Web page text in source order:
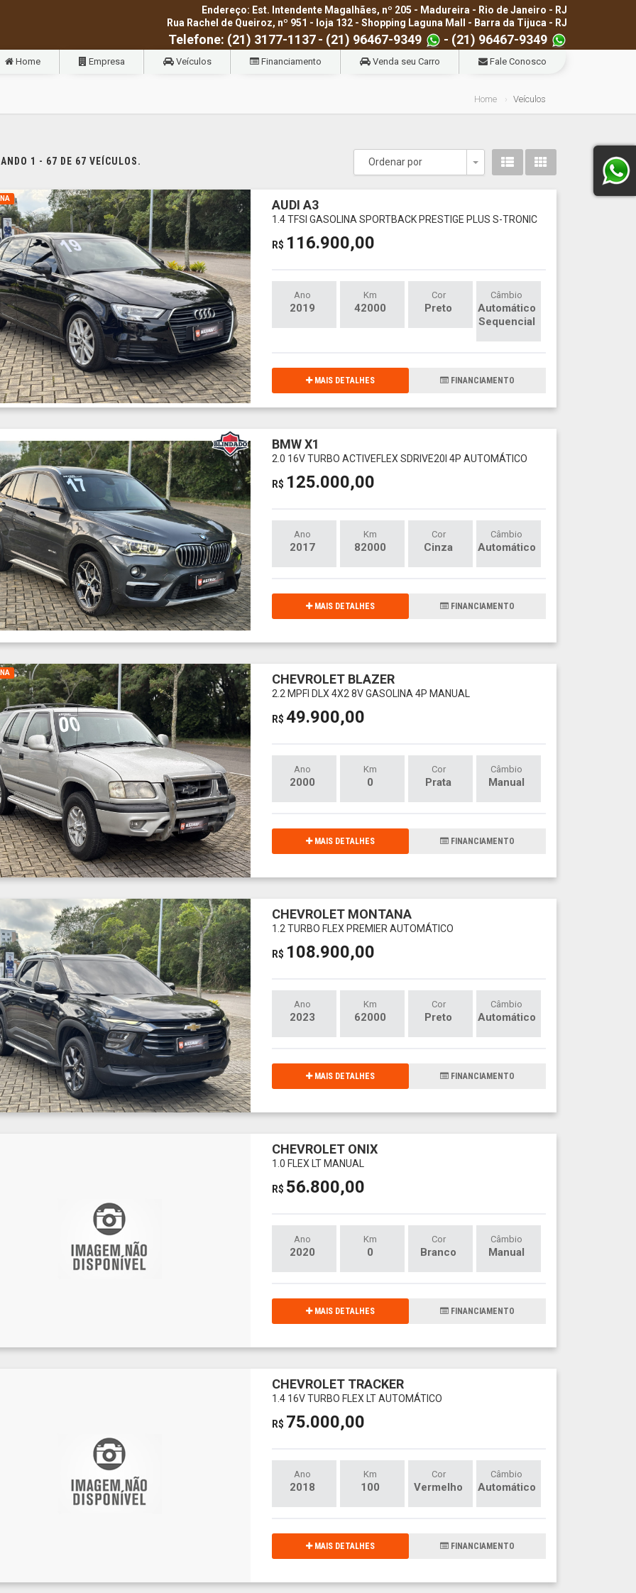
Endereço: Est. Intendente Magalhães, nº 205 - Madureira - Rio de Janeiro - RJ
Rua Rachel de Queiroz, nº 951 - loja 132 - Shopping Laguna Mall - Barra da Tijuca - RJ
Telefone: (21) 3177-1137- (21) 96467-9349 - (21) 96467-9349
Home Empresa Veículos Financiamento Venda seu Carro Fale Conosco
Home Veículos
1 - 67 DE 67 VEÍCULOS. Ordenar por
Toggle Dropdown
AUDI A3
1.4 TFSI GASOLINA SPORTBACK PRESTIGE PLUS S-TRONIC
R$ 116.900,00
Ano
2019
Km
42000
Cor
Preto
Câmbio
Automático
Sequencial
MAIS DETALHES FINANCIAMENTO
BMW X1
2.0 16V TURBO ACTIVEFLEX SDRIVE20I 4P AUTOMÁTICO
R$ 125.000,00
Ano
2017
Km
82000
Cor
Cinza
Câmbio
Automático
MAIS DETALHES FINANCIAMENTO
CHEVROLET BLAZER
2.2 MPFI DLX 4X2 8V GASOLINA 4P MANUAL
R$ 49.900,00
Ano
2000
Km
0
Cor
Prata
Câmbio
Manual
MAIS DETALHES FINANCIAMENTO
CHEVROLET MONTANA
1.2 TURBO FLEX PREMIER AUTOMÁTICO
R$ 108.900,00
Ano
2023
Km
62000
Cor
Preto
Câmbio
Automático
MAIS DETALHES FINANCIAMENTO
CHEVROLET ONIX
1.0 FLEX LT MANUAL
R$ 56.800,00
Ano
2020
Km
0
Cor
Branco
Câmbio
Manual
MAIS DETALHES FINANCIAMENTO
CHEVROLET TRACKER
1.4 16V TURBO FLEX LT AUTOMÁTICO
R$ 75.000,00
Ano
2018
Km
100
Cor
Vermelho
Câmbio
Automático
MAIS DETALHES FINANCIAMENTO